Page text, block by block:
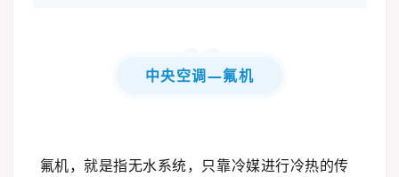
02
中央空调—氟机
氟机，就是指无水系统，只靠冷媒进行冷热的传